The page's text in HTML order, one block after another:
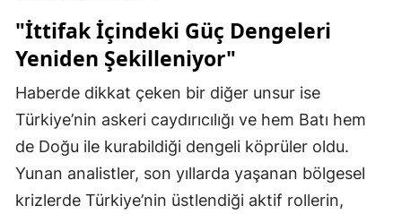
"İttifak İçindeki Güç Dengeleri
Yeniden Şekilleniyor"
Haberde dikkat çeken bir diğer unsur ise
Türkiye’nin askeri caydırıcılığı ve hem Batı hem
de Doğu ile kurabildiği dengeli köprüler oldu.
Yunan analistler, son yıllarda yaşanan bölgesel
krizlerde Türkiye’nin üstlendiği aktif rollerin,